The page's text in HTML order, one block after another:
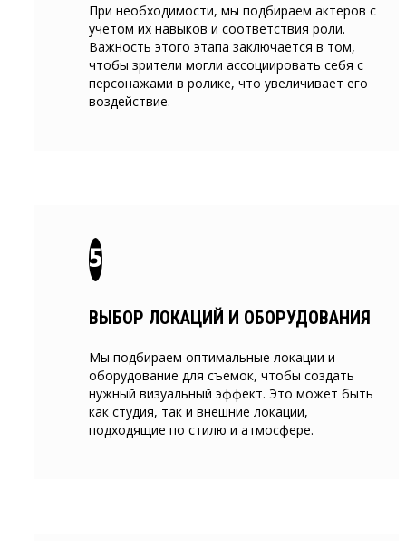
При необходимости, мы подбираем актеров с
учетом их навыков и соответствия роли.
Важность этого этапа заключается в том,
чтобы зрители могли ассоциировать себя с
персонажами в ролике, что увеличивает его
воздействие.
ВЫБОР ЛОКАЦИЙ И ОБОРУДОВАНИЯ
Мы подбираем оптимальные локации и
оборудование для съемок, чтобы создать
нужный визуальный эффект. Это может быть
как студия, так и внешние локации,
подходящие по стилю и атмосфере.